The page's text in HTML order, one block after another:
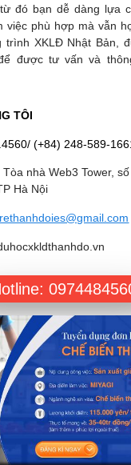
đó bạn dễ dàng lựa
việc phù hợp mà vẫn
trình XKLĐ Nhật Bản,
được tư vấn và
TÔI
(+84) 248-589-
nhà Web3 Tower,
Hà Nội